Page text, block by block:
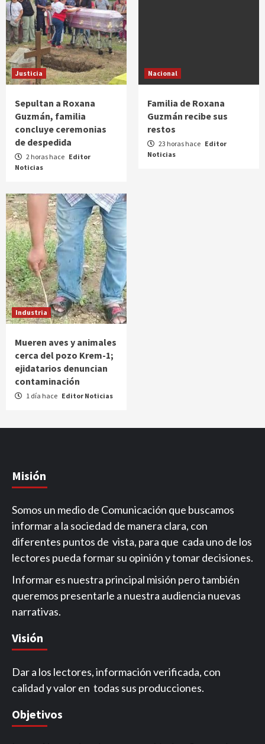
Justicia
Sepultan a Roxana
Guzmán, familia
concluye ceremonias
de despedida
2 horas hace Editor
Noticias
Nacional
Familia de Roxana
Guzmán recibe sus
restos
23 horas hace Editor
Noticias
Industria
Mueren aves y animales
cerca del pozo Krem-1;
ejidatarios denuncian
contaminación
1 día hace Editor Noticias
Misión
Somos un medio de Comunicación que buscamos
informar a la sociedad de manera clara, con
diferentes puntos de vista, para que cada uno de los
lectores pueda formar su opinión y tomar decisiones.
Informar es nuestra principal misión pero también
queremos presentarle a nuestra audiencia nuevas
narrativas.
Visión
Dar a los lectores, información verificada, con
calidad y valor en todas sus producciones.
Objetivos